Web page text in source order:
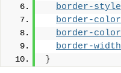
border-style
border-color
border-color
border-width
}